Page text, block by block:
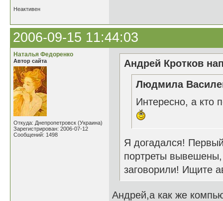
Неактивен
2006-09-15 11:44:03
Наталья Федоренко
Автор сайта
Откуда: Днепропетровск (Украина)
Зарегистрирован: 2006-07-12
Сообщений: 1498
Андрей Кротков
Людмила
Интересно, а кто
Я догадался!
портреты
заговорили! Ищите
Андрей,а как же